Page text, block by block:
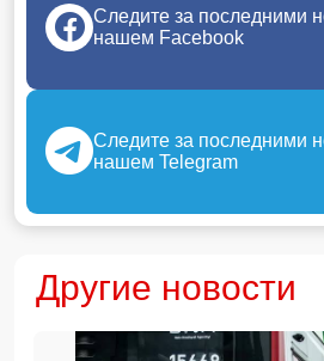
Следите за последними
нашем Facebook
Следите за последними
нашем Telegram
Другие новости